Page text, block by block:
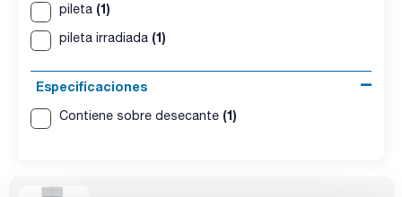
pileta (1)
pileta irradiada (1)
Especificaciones
Contiene sobre desecante (1)